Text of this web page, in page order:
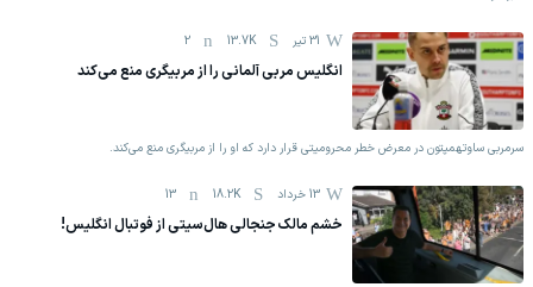
31 تیر 13.7K
2
انگلیس مربی آلمانی را از مربیگری منع می‌کند
سرمربی ساوتهمپتون در معرض خطر محرومیتی قرار دارد که او را از مربیگری منع می‌کند.
13 خرداد 18.2K
13
خشم مالک جنجالی هال‌سیتی از فوتبال انگلیس!